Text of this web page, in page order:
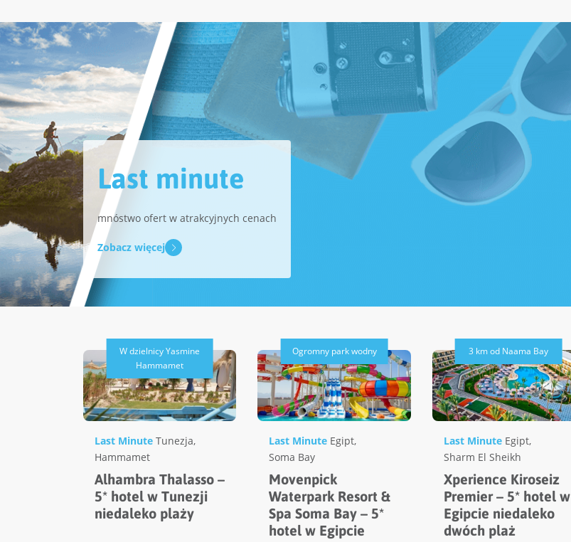
Last minute
mnóstwo ofert w atrakcyjnych cenach
Zobacz więcej
W dzielnicy Yasmine
Hammamet
Last Minute Tunezja,
Hammamet
Alhambra Thalasso –
5* hotel w Tunezji
niedaleko plaży
Ogromny park wodny
Last Minute Egipt,
Soma Bay
Movenpick
Waterpark Resort &
Spa Soma Bay – 5*
hotel w Egipcie
3 km od Naama Bay
Last Minute Egipt,
Sharm El Sheikh
Xperience Kiroseiz
Premier – 5* hotel w
Egipcie niedaleko
dwóch plaż